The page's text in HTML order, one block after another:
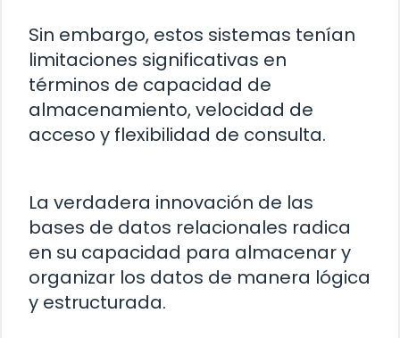
Sin embargo, estos sistemas tenían
limitaciones significativas en
términos de capacidad de
almacenamiento, velocidad de
acceso y flexibilidad de consulta.
La verdadera innovación de las
bases de datos relacionales radica
en su capacidad para almacenar y
organizar los datos de manera lógica
y estructurada.